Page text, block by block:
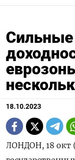
18.10.2023
ЛОНДОН, 18 окт